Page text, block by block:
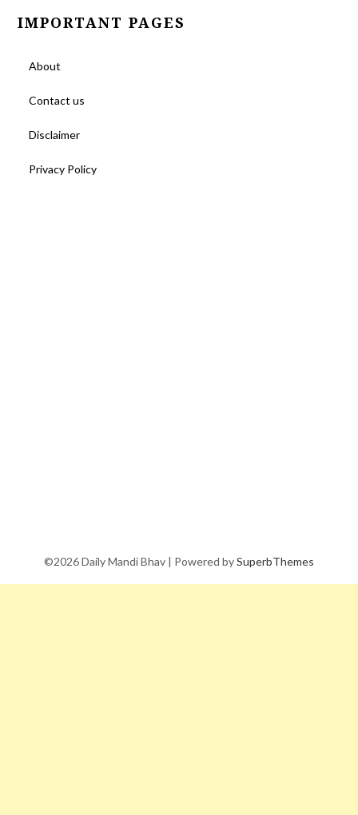
IMPORTANT PAGES
About
Contact us
Disclaimer
Privacy Policy
©2026 Daily Mandi Bhav | Powered bySuperbThemes